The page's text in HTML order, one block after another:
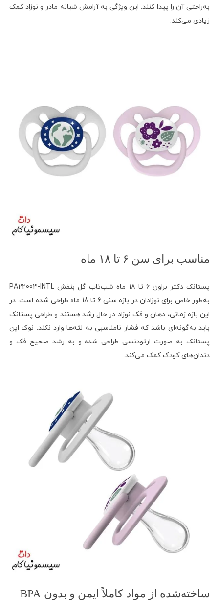
به‌راحتی آن را پیدا کنند. این ویژگی به آرامش شبانه مادر و نوزاد کمک
زیادی می‌کند.
مناسب برای سن ۶ تا ۱۸ ماه
پستانک دکتر براون 6 تا 18 ماه شب‌تاب گل بنفش PA22003-INTL
به‌طور خاص برای نوزادان در بازه سنی 6 تا 18 ماه طراحی شده است. در
این بازه زمانی، دهان و فک نوزاد در حال رشد هستند و طراحی پستانک
باید به‌گونه‌ای باشد که فشار نامناسبی به لثه‌ها وارد نکند. نوک این
پستانک به صورت ارتودنسی طراحی شده و به رشد صحیح فک و
دندان‌های کودک کمک می‌کند.
ساخته‌شده از مواد کاملاً ایمن و بدون BPA